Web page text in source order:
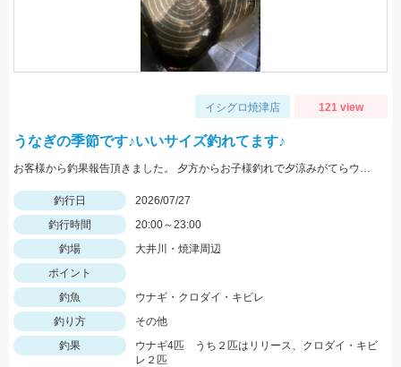
イシグロ焼津店 121 view
うなぎの季節です♪いいサイズ釣れてます♪
お客様から釣果報告頂きました。 夕方からお子様釣れで夕涼みがてらウナギ釣り 本命４本（うち２本は小型のためリリーズ）その他クロダイ・キビレが２枚釣れました。 エサはドバミミズとのことです。
釣行日
2026/07/27
釣行時間
20:00～23:00
釣場
大井川・焼津周辺
ポイント
釣魚
ウナギ・クロダイ・キビレ
釣り方
その他
釣果
ウナギ4匹 うち２匹はリリース、クロダイ・キビ
レ２匹